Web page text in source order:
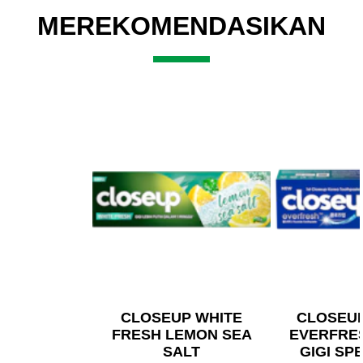
MEREKOMENDASIKAN
CLOSEUP WHITE
FRESH LEMON SEA
SALT
GIGI